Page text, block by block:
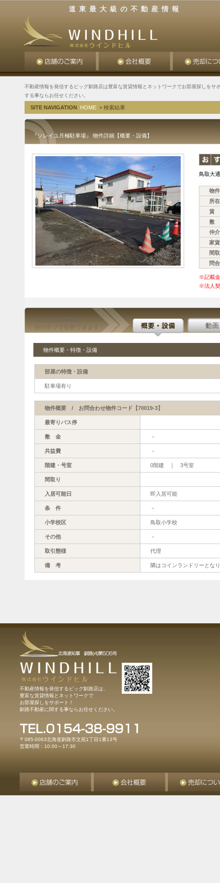
道東最大級の不動産情報
不動産情報を発信するビッグ釧路店は豊富な賃貸情報とネットワークでお部屋探しをサ
する事ならお任せください。
SITE NAVIGATION HOME > 検索結果
『ソレイユ月極駐車場』 物件詳細【概要・設備】
鳥取大
物
所
賃
敷
仲
家
間
問
※記載
※法人契
物件の詳細情報は
右のタブで切替できます！
物件概要・特徴・設備
部屋の特徴・設備
駐車場有り
物件概要 / お問合わせ物件コード【70019-3】
最寄りバス停
敷 金 －
共益費 －
階建・号室 0階建 ｜ 3号室
間取り
入居可能日 即入居可能
条 件 －
小学校区 鳥取小学校
その他 －
取引態様 代理
備 考 隣はコインランドリーとな
不動産情報を発信するビッグ釧路店は、
豊富な賃貸情報とネットワークで
お部屋探しをサポート！
釧路不動産に関する事ならお任せください。
〒085-0063北海道釧路市文苑1丁目1番13号
営業時間：10:00～17:30